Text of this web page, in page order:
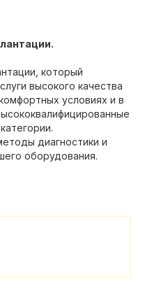
который
высокого качества
условиях и в
диагностики и
оборудования.